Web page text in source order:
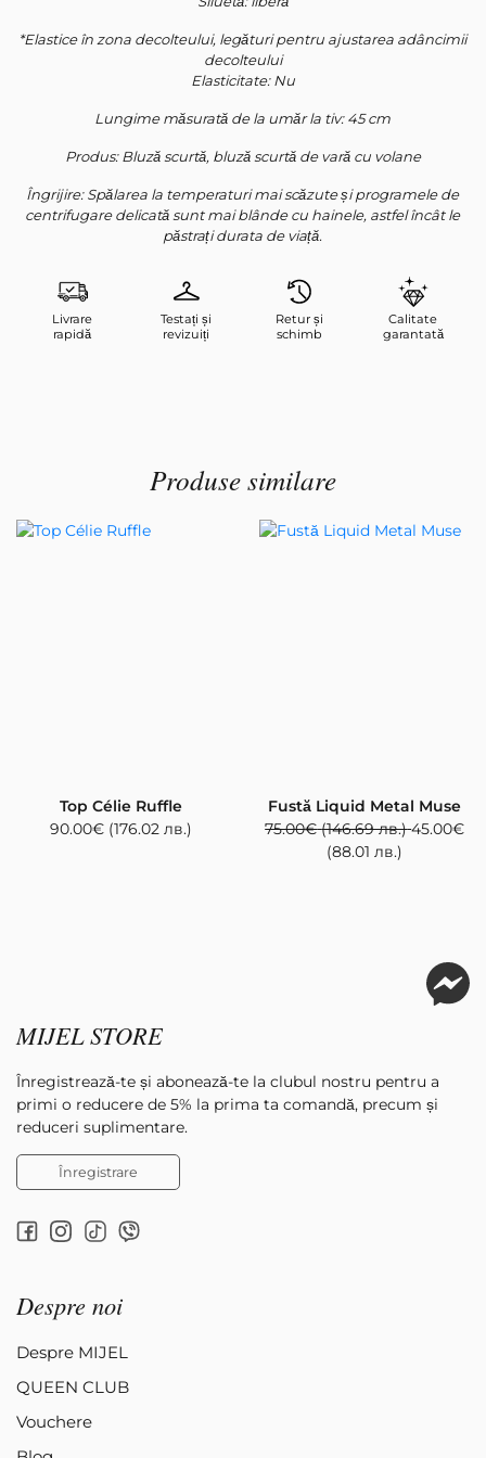
*Elastice în zona decolteului, legături pentru ajustarea adâncimii
decolteului
Elasticitate: Nu
Lungime măsurată de la umăr la tiv: 45 cm
Produs: Bluză scurtă, bluză scurtă de vară cu volane
Îngrijire: Spălarea la temperaturi mai scăzute și programele de
centrifugare delicată sunt mai blânde cu hainele, astfel încât le
păstrați durata de viață.
Livrare
rapidă
Testați și
revizuiți
Retur și
schimb
Calitate
garantată
Produse similare
Top Célie Ruffle
90.00€ (176.02 лв.)
Fustă Liquid Metal Muse
75.00€ (146.69 лв.) 45.00€
(88.01 лв.)
Абонирайте се за нашия бюлетин
acest site web, pentru a gestiona accesul la contul dvs. și pentru
Înregistrare
MIJEL STORE
Înregistrează-te și abonează-te la clubul nostru pentru a
primi o reducere de 5% la prima ta comandă, precum și
reduceri suplimentare.
Înregistrare
Despre noi
Despre MIJEL
QUEEN CLUB
Vouchere